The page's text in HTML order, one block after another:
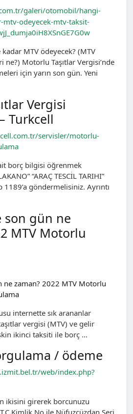
galeri/otomobil/hangi-
mtv-odeyecek-mtv-taksit-
MTV ödeyecek? (MTV
Motorlu Taşıtlar Vergisi’nde
için yarın son gün. Yeni
Vergisi
Turkcell
servisler/motorlu-
borç bilgisi öğrenmek
“ARAÇ TESCİL TARIHI”
1189’a göndermelisiniz. Ayrıntı
son gün ne
MTV Motorlu
ne zaman? 2022 MTV Motorlu
internette sık arananlar
vergisi (MTV) ve gelir
ikinci taksiti ile borç …
/ ödeme
web/index.php?
ikisini girerek borcunuzu